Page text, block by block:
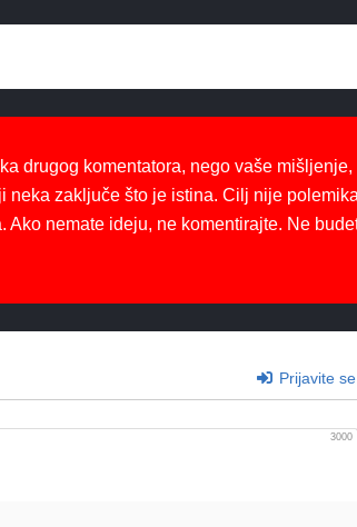
drugog komentatora, nego vaše mišljenje,
neka zaključe što je istina. Cilj nije
nemate ideju, ne komentirajte. Ne
Prijavite se
3000